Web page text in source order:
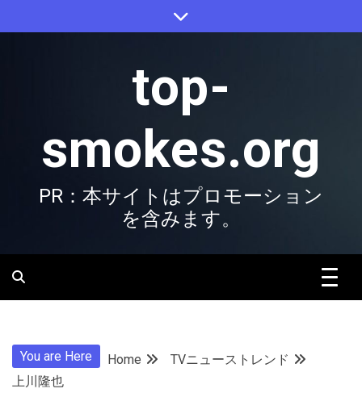
to
top-
smokes.org
PR：本サイトはプロモーション
を含みます。
You are Here Home
TVニューストレンド
上川隆也